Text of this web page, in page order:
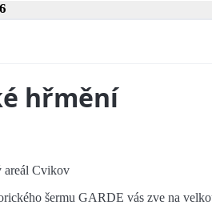
hřmění
Cvikov
šermu GARDE vás zve na